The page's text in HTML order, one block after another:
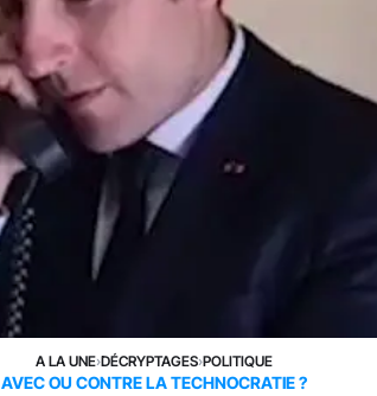
A LA UNE›DÉCRYPTAGES›POLITIQUE
AVEC OU CONTRE LA TECHNOCRATIE ?